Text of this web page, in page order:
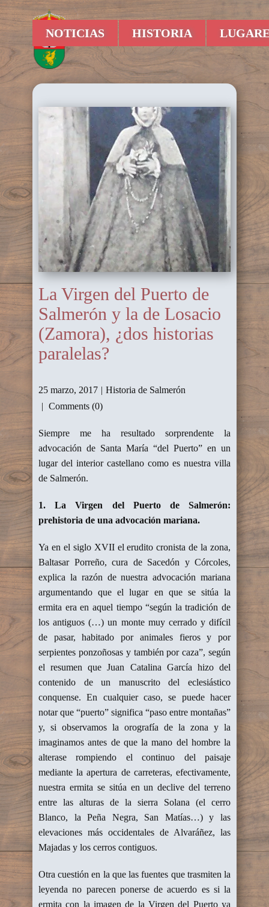
NOTICIAS HISTORIA
La Virgen del Puerto de
Salmerón y la de Losacio
(Zamora), ¿dos historias
paralelas?
25 marzo, 2017
Historia de Salmerón
Comments (0)
Siempre me ha resultado sorprendente la
advocación de Santa María “del Puerto” en un
lugar del interior castellano como es nuestra villa
de Salmerón.
1. La Virgen del Puerto de Salmerón:
prehistoria de una advocación mariana.
Ya en el siglo XVII el erudito cronista de la zona,
Baltasar Porreño, cura de Sacedón y Córcoles,
explica la razón de nuestra advocación mariana
argumentando que el lugar en que se sitúa la
ermita era en aquel tiempo “según la tradición de
los antiguos (…) un monte muy cerrado y difícil
de pasar, habitado por animales fieros y por
serpientes ponzoñosas y también por caza”, según
el resumen que Juan Catalina García hizo del
contenido de un manuscrito del eclesiástico
conquense. En cualquier caso, se puede hacer
notar que “puerto” significa “paso entre montañas”
y, si observamos la orografía de la zona y la
imaginamos antes de que la mano del hombre la
alterase rompiendo el continuo del paisaje
mediante la apertura de carreteras, efectivamente,
nuestra ermita se sitúa en un declive del terreno
entre las alturas de la sierra Solana (el cerro
Blanco, la Peña Negra, San Matías…) y las
elevaciones más occidentales de Alvaráñez, las
Majadas y los cerros contiguos.
Otra cuestión en la que las fuentes que trasmiten la
leyenda no parecen ponerse de acuerdo es si la
ermita con la imagen de la Virgen del Puerto ya